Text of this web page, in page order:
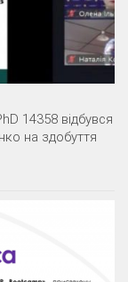
14358 відбувся
на здобуття